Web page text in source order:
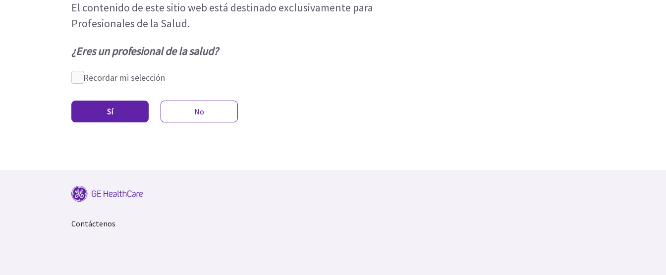
El contenido de este sitio web está destinado exclusivamente para
Profesionales de la Salud.
¿Eres un profesional de la salud?
Recordar mi selección
Sí No
Contáctenos